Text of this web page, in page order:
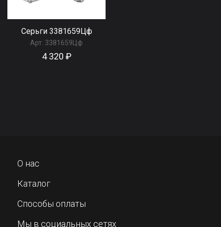
Серьги 3381659Цф
Арт: 3381659Цф
4 320 ₽
О нас
Каталог
Способы оплаты
Мы в социальных сетях